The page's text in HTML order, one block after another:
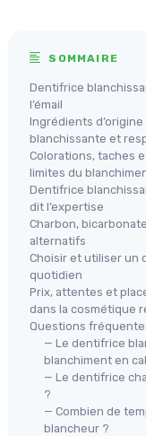
SOMMAIRE
Dentifrice
l’émail
Ingrédients
blanchissante et
Colorations, taches
limites du
Dentifrice
dit l’expertise
Charbon,
alternatifs
Choisir et utiliser un
quotidien
Prix, attentes et
dans la cosmétique
Questions
— Le dentifrice
blanchiment en
— Le dentifrice
?
— Combien de
blancheur ?